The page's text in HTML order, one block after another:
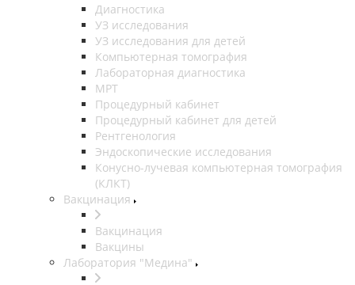
Диагностика
УЗ исследования
УЗ исследования для детей
Компьютерная томография
Лабораторная диагностика
МРТ
Процедурный кабинет
Процедурный кабинет для детей
Рентгенология
Эндоскопические исследования
Конусно-лучевая компьютерная томография
(КЛКТ)
Вакцинация
Вакцинация
Вакцины
Лаборатория "Медина"